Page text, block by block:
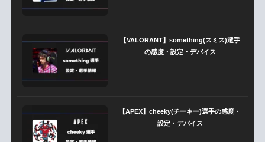
【VALORANT】something(スミス)選手
の感度・設定・デバイス
【APEX】cheeky(チーキー)選手の感度・
設定・デバイス